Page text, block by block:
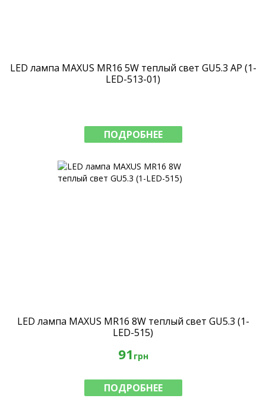
LED лампа MAXUS MR16 5W теплый свет GU5.3 AP (1-
LED-513-01)
ПОДРОБНЕЕ
LED лампа MAXUS MR16 8W теплый свет GU5.3 (1-
LED-515)
91 грн
ПОДРОБНЕЕ